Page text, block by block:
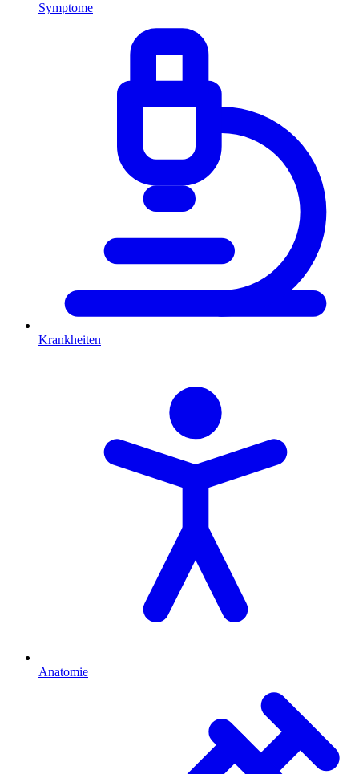
Symptome
Krankheiten
Anatomie